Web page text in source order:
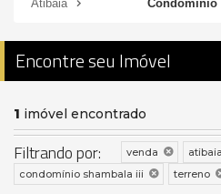
Atibaia
Condomínio
Encontre seu Imóvel
1 imóvel encontrado
Filtrando por: venda
atibaia
condomínio shambala iii
terreno